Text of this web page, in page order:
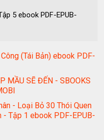
5 ebook PDF-EPUB-
(Tái Bản) ebook PDF-
MẦU SẼ ĐẾN - SBOOKS
- Loại Bỏ 30 Thói Quen
- Tập 1 ebook PDF-EPUB-